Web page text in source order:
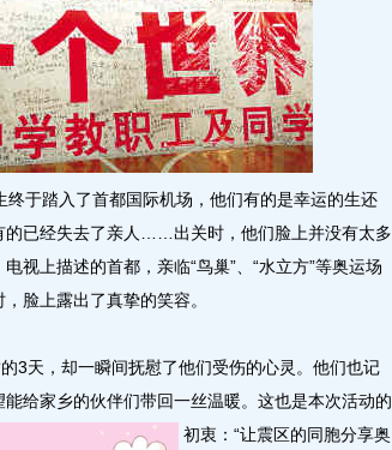
于踏入了首都国际机场，他们有的是幸运的生还
的已经失去了亲人……出关时，他们脸上并没有太多
视上描述的首都，亲临“鸟巢”、“水立方”等奥运场
脸上露出了真挚的笑容。
天，却一瞬间抚慰了他们受伤的心灵。他们也记
给家乡的伙伴们带回一丝温暖。 这也是本次活动的
初衷：“让震区的同胞分享奥